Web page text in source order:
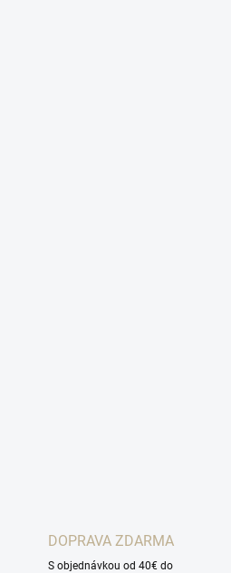
DOPRAVA ZDARMA
S objednávkou od 40€ do